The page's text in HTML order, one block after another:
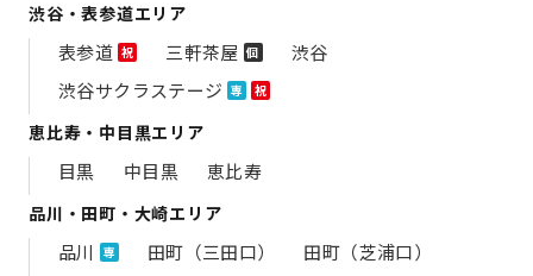
渋谷・表参道エリア
表参道 祝 三軒茶屋 個
渋谷
渋谷サクラステージ 専 祝
恵比寿・中目黒エリア
目黒 中目黒 恵比寿
品川・田町・大崎エリア
品川 専 田町（三田口）
田町（芝浦口）